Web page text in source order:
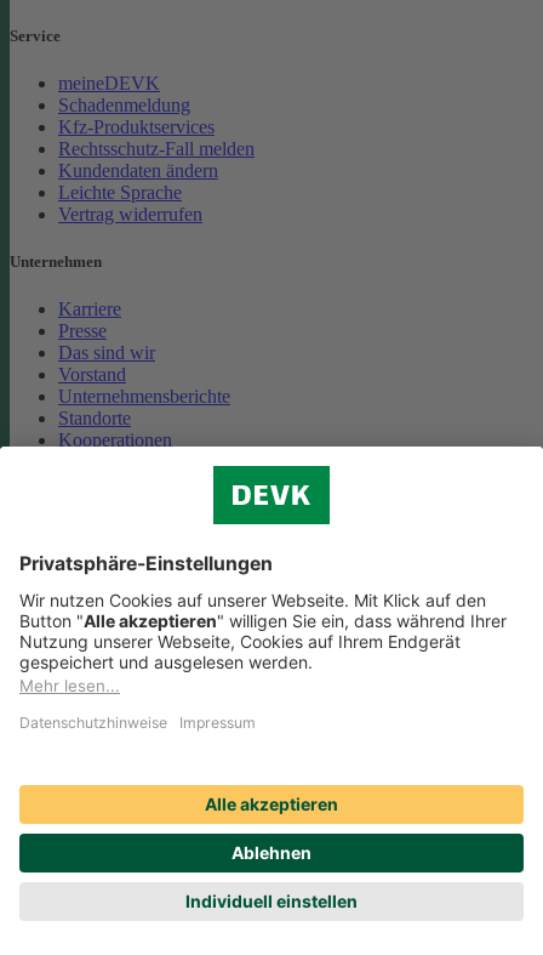
Service
meineDEVK
Schadenmeldung
Kfz-Produktservices
Rechtsschutz-Fall melden
Kundendaten ändern
Leichte Sprache
Vertrag widerrufen
Unternehmen
Karriere
Presse
Das sind wir
Vorstand
Unternehmensberichte
Standorte
Kooperationen
Partnerschaft Deutsche Bahn
Cookie-Einstellungen
Datenschutz
Streitbeilegung
Compliance
Social Media Icons sowie Verlinkungen, die mit
sind, führen auf externe Seiten. Die DEVK ist für die dortigen
Nutzungsbedingungen und Datenschutzbestimmungen nicht
verantwortlich. Mehr dazu erfahren Sie unterDatenschutz.